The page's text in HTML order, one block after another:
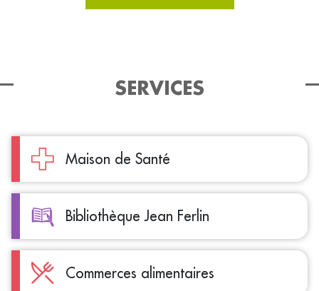
SERVICES
Maison de Santé
Bibliothèque Jean Ferlin
Commerces alimentaires